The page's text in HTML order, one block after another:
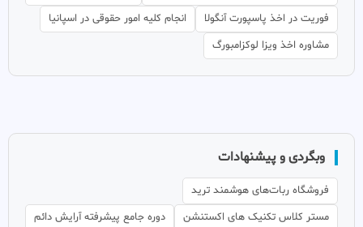
فوریت در اخذ پاسپورت آنگولا
انجام کلیه امور حقوقی در اسپانیا
مشاوره اخذ ویزا لوکزامبورگ
وبگردی و پیشنهادات
فروشگاه ربات‌های هوشمند ترید
مستر کلاس تکنیک های اکستنشن
دوره جامع پیشرفته آرایش دائم